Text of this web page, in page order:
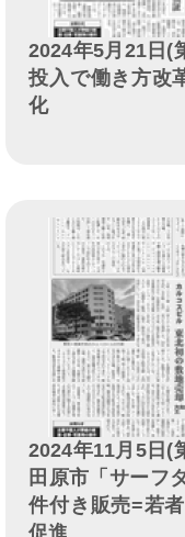
2024年5月21日(
投入で働き方改
化
2024年11月5日(
田原市「サーフ
件付き販売=若